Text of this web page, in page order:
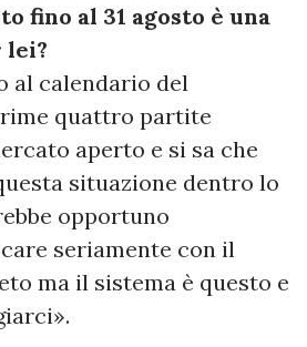
fino al 31 agosto è una
lei?
al calendario del
quattro partite
aperto e si sa che
situazione dentro lo
opportuno
seriamente con il
ma il sistema è questo e